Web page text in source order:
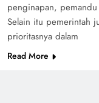
penginapan,
Selain itu pemerintah
prioritasnya dalam
Read More